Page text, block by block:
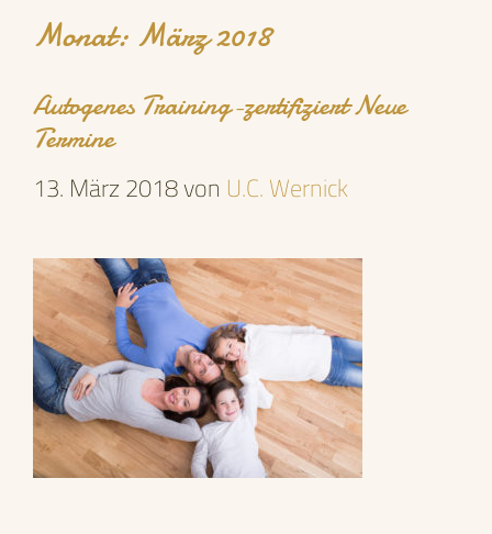
Monat: März 2018
Autogenes Training-zertifiziert Neue
Termine
13. März 2018von U.C. Wernick